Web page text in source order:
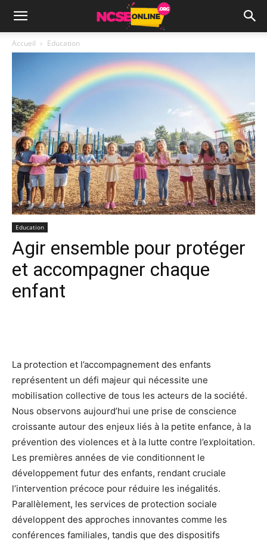
Accueil Education
Education
Agir ensemble pour protéger
et accompagner chaque
enfant
La protection et l’accompagnement des enfants
représentent un défi majeur qui nécessite une
mobilisation collective de tous les acteurs de la société.
Nous observons aujourd’hui une prise de conscience
croissante autour des enjeux liés à la petite enfance, à la
prévention des violences et à la lutte contre l’exploitation.
Les premières années de vie conditionnent le
développement futur des enfants, rendant cruciale
l’intervention précoce pour réduire les inégalités.
Parallèlement, les services de protection sociale
développent des approches innovantes comme les
conférences familiales, tandis que des dispositifs